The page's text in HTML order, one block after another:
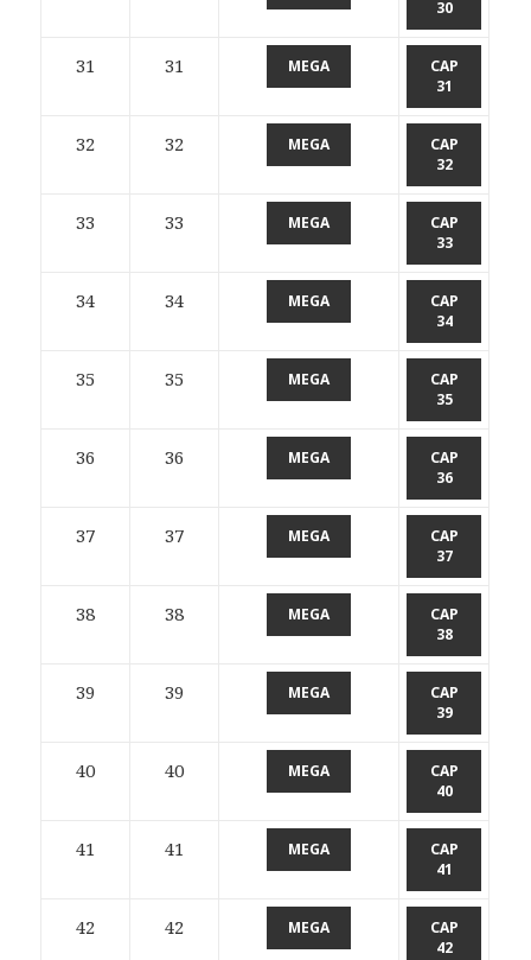
30
31 31 MEGA
CAP
31
32 32 MEGA
CAP
32
33 33 MEGA
CAP
33
34 34 MEGA
CAP
34
35 35 MEGA
CAP
35
36 36 MEGA
CAP
36
37 37 MEGA
CAP
37
38 38 MEGA
CAP
38
39 39 MEGA
CAP
39
40 40 MEGA
CAP
40
41 41 MEGA
CAP
41
42 42 MEGA
CAP
42